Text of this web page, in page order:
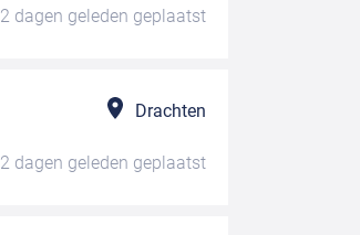
2 dagen geleden geplaatst
Drachten
2 dagen geleden geplaatst